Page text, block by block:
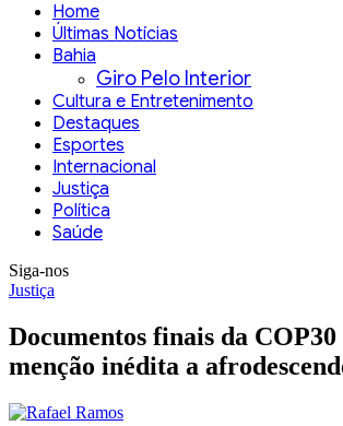
Home
Últimas Notícias
Bahia
Giro Pelo Interior
Cultura e Entretenimento
Destaques
Esportes
Internacional
Justiça
Política
Saúde
Siga-nos
Justiça
Documentos finais da COP30
menção inédita a